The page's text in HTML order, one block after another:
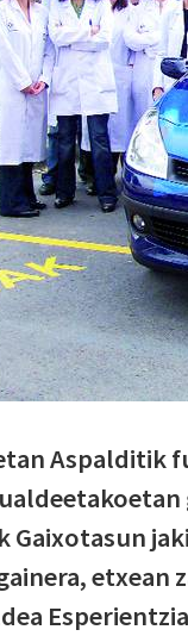
Aspalditik
Gaixotasun
etxean